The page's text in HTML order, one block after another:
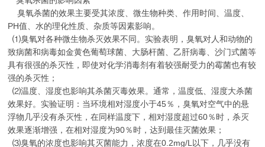
臭氧杀菌的效果主要受其浓度、微生物种类、作用时间、温度、
PH值、水的理化性质、杂质等因素影响。
⑴臭氧对各种微生物杀灭效果不同。实验表明，臭氧对人和动物的
致病菌和病毒如金黄色葡萄球菌、大肠杆菌、乙肝病毒、沙门式菌等
具有很强的杀灭性，即使对化学消毒剂有着较强耐受力的霉菌也有较
强的杀灭性；
⑵温度、湿度也影响其杀菌灭毒效果。通常，温度低、湿度大杀菌
效果好。实验证明：当环境相对湿度小于45％，臭氧对空气中的悬
浮物几乎没有杀灭性，在同样温度下，相对湿度超过60％时，杀灭
效果逐渐增强，在相对湿度为90％时，达到最佳灭菌效果；
⑶臭氧的浓度也影响其灭菌能力，浓度在0.2mg/L以下，几乎没有